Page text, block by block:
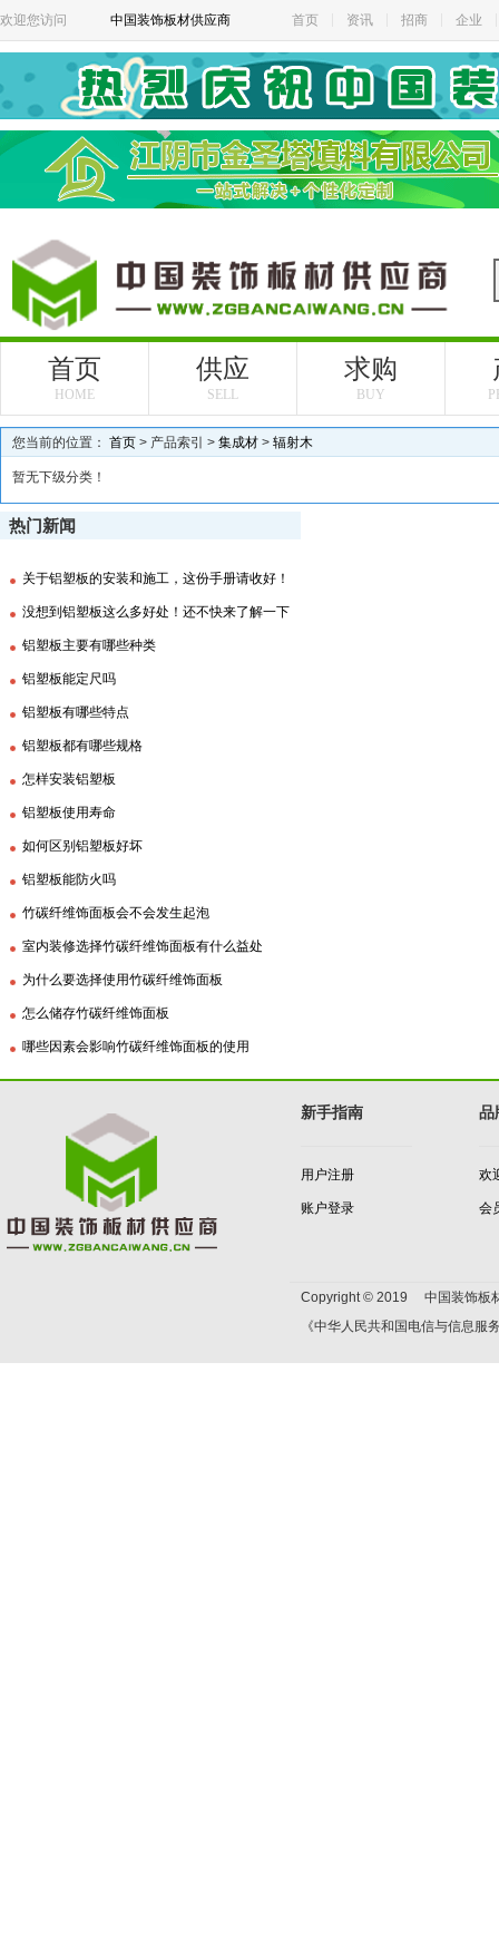
欢迎您访问 中国装饰板材供应商 首页 资讯 招商 企业
首页
HOME
供应
SELL
求购
BUY
您当前的位置： 首页 > 产品索引 > 集成材 > 辐射木
暂无下级分类！
热门新闻
关于铝塑板的安装和施工，这份手册请收好！
没想到铝塑板这么多好处！还不快来了解一下
铝塑板主要有哪些种类
铝塑板能定尺吗
铝塑板有哪些特点
铝塑板都有哪些规格
怎样安装铝塑板
铝塑板使用寿命
如何区别铝塑板好坏
铝塑板能防火吗
竹碳纤维饰面板会不会发生起泡
室内装修选择竹碳纤维饰面板有什么益处
为什么要选择使用竹碳纤维饰面板
怎么储存竹碳纤维饰面板
哪些因素会影响竹碳纤维饰面板的使用
新手指南
用户注册
账户登录
品
欢
会
Copyright © 2019 中国装饰板
《中华人民共和国电信与信息